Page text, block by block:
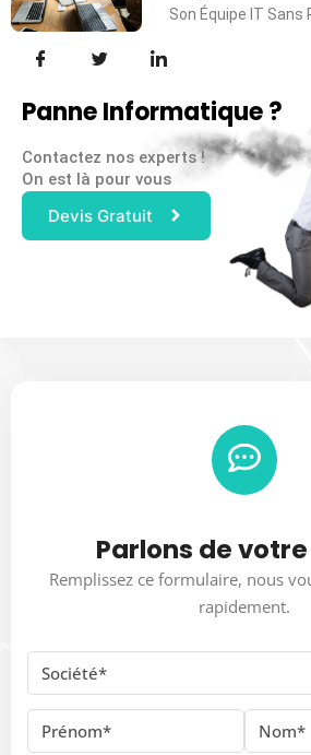
Son Équipe IT Sans
Panne Informatique ?
Contactez nos experts !
On est là pour vous
Devis Gratuit
Parlons de
Remplissez ce formulaire, nous
rapidement.